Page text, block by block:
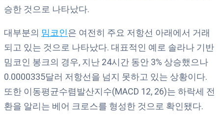
승한 것으로 나타났다.
대부분의 밈코인은 여전히 주요 저항선 아래에서 거래
되고 있는 것으로 나타났다. 대표적인 예로 솔라나 기반
밈코인 봉크의 경우, 지난 24시간 동안 3% 상승했으나
0.0000335달러 저항선을 넘지 못하고 있는 상황이다.
또한 이동평균수렴발산지수(MACD 12, 26)는 하락세 전
환을 알리는 베어 크로스를 형성한 것으로 확인됐다.